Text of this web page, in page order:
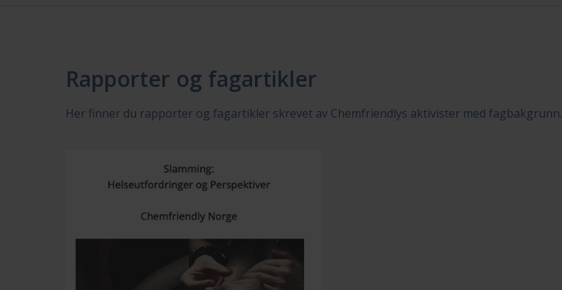
Rapporter og fagartikler
Her finner du rapporter og fagartikler skrevet av Chemfriendlys aktivister med fagbakgrunn.